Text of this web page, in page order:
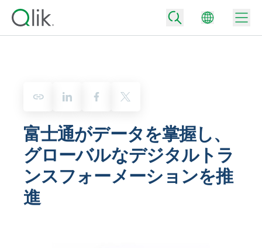
Back
Qlik が選ばれる理由
データをビジネス成果へ
テクノロジーパートナーとの連携
Qlik のデータ統合とデータ分析の価値を最大化
データ統合
データ分析と AI
Back
データ統合とデータ品質の価格
適切なデータ統合プランで、信頼できるデータを迅速に提供し、よりスマー
トな意思決定を促進します。
Back
イベント / Web セミナー
富士通がデータを掌握し、
グローバルなデジタルトラ
ンスフォーメーションを推
進